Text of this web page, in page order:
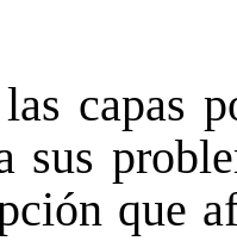
capas
sus
que